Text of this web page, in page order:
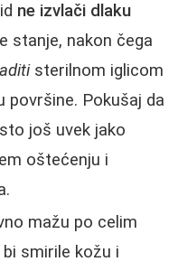
ne izvlači dlaku
stanje, nakon čega
sterilnom iglicom
površine. Pokušaj da
još uvek jako
oštećenju i
mažu po celim
smirile kožu i